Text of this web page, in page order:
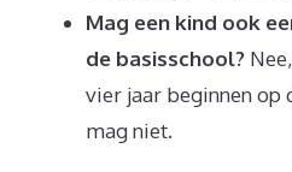
Mag een kind ook
de basisschool?
vier jaar beginnen op
mag niet.